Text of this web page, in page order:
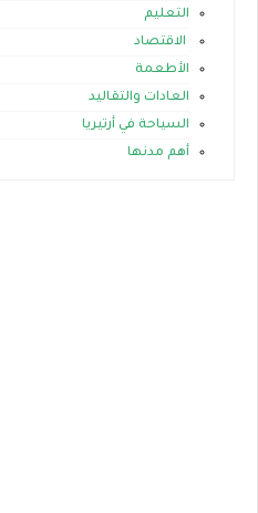
التعليم
الاقتصاد
الأطعمة
العادات والتقاليد
السياحة في أرتيريا
أهم مدنها